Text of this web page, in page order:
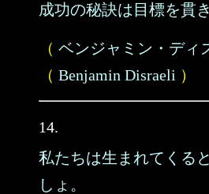
成功の秘訣は目標を貫
（ ベンジャミン・ディ
（ Benjamin Disraeli ）
14.
私たちは生まれてくる
しょ。